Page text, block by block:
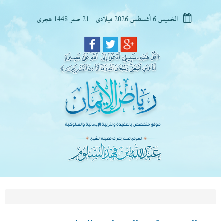
الخميس 6 أغسطس 2026 ميلادى - 21 صفر 1448 هجرى